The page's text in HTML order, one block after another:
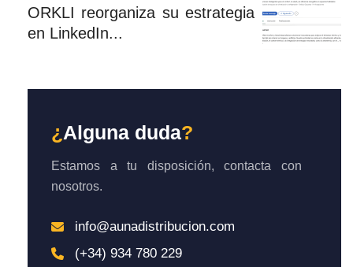
ORKLI reorganiza su estrategia
en LinkedIn...
¿ Alguna duda?
Estamos a tu disposición, contacta con
nosotros.
info@aunadistribucion.com
(+34) 934 780 229